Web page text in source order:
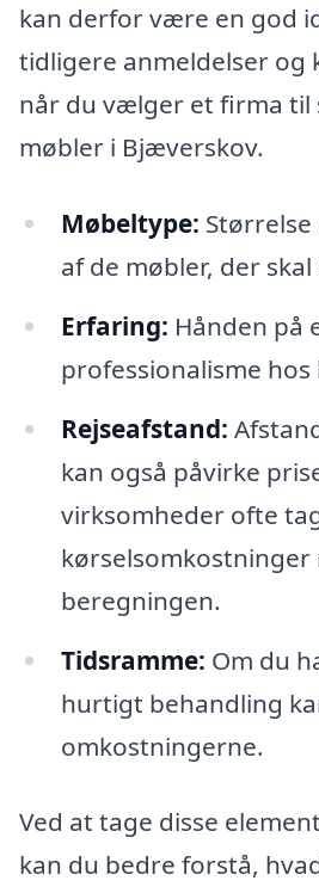
kan derfor være en god
tidligere anmeldelser og
når du vælger et firma til
møbler i Bjæverskov.
Møbeltype:
af de møbler, der skal
Erfaring: Hånden på
professionalisme
Rejseafstand:
kan også påvirke
virksomheder ofte
kørselsomkostninger
beregningen.
Tidsramme: Om du
hurtigt behandling
omkostningerne.
Ved at tage disse
kan du bedre forstå,